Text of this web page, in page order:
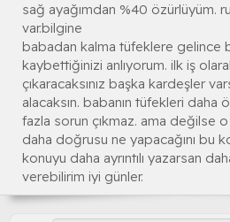
sağ ayağımdan %40 özürlüyüm.
var.bilgine
babadan kalma tüfeklere gelince
kaybettiğinizi anlıyorum. ilk iş
çıkaracaksınız başka kardeşler
alacaksın. babanın tüfekleri daha
fazla sorun çıkmaz. ama değilse o
daha doğrusu ne yapacağını bu
konuyu daha ayrıntılı yazarsan
verebilirim iyi günler.